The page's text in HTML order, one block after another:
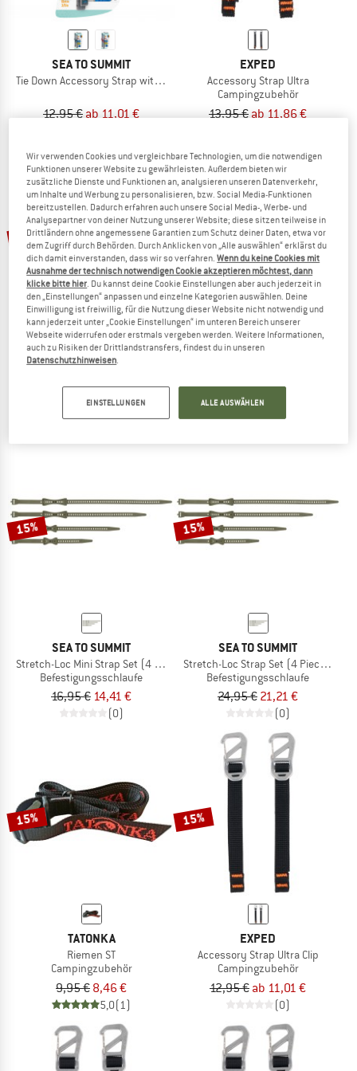
SEA TO SUMMIT
Tie Down Accessory Strap with Hook
12,95 € ab 11,01 €
EXPED
Accessory Strap Ultra
Campingzubehör
13,95 € ab 11,86 €
15%
SEA TO SUMMIT
Befestigungsschlaufe
7,95 €6,76 €
(0)
15%
SEA TO SUMMIT
Befestigungsschlaufe
4,95 €4,21 €
(0)
15%
SEA TO SUMMIT
Stretch-Loc Mini Strap Set (4 Pieces)
Befestigungsschlaufe
16,95 € 14,41 €
(0)
15%
SEA TO SUMMIT
Stretch-Loc Strap Set (4 Pieces)
Befestigungsschlaufe
24,95 € 21,21 €
(0)
15%
TATONKA
Riemen ST
Campingzubehör
9,95 € 8,46 €
5,0(1)
15%
EXPED
Accessory Strap Ultra Clip
Campingzubehör
12,95 € ab 11,01 €
(0)
Wir verwenden Cookies und vergleichbare Technologien, um die notwendigen
Funktionen unserer Website zu gewährleisten. Außerdem bieten wir
zusätzliche Dienste und Funktionen an, analysieren unseren Datenverkehr,
um Inhalte und Werbung zu personalisieren, bzw. Social Media-Funktionen
bereitzustellen. Dadurch erfahren auch unsere Social Media-, Werbe- und
Analysepartner von deiner Nutzung unserer Website; diese sitzen teilweise in
Drittländern ohne angemessene Garantien zum Schutz deiner Daten, etwa vor
dem Zugriff durch Behörden. Durch Anklicken von „Alle auswählen“ erklärst du
dich damit einverstanden, dass wir so verfahren.Wenn du keine Cookies mit
Ausnahme der technisch notwendigen Cookie akzeptieren möchtest, dann
klicke bitte hier . Du kannst deine Cookie Einstellungen aber auch jederzeit in
den „Einstellungen“ anpassen und einzelne Kategorien auswählen. Deine
Einwilligung ist freiwillig, für die Nutzung dieser Website nicht notwendig und
kann jederzeit unter „Cookie Einstellungen“ im unteren Bereich unserer
Webseite widerrufen oder erstmals vergeben werden. Weitere Informationen,
auch zu Risiken der Drittlandstransfers, findest du in unseren
Datenschutzhinweisen
EINSTELLUNGEN ALLE AUSWÄHLEN